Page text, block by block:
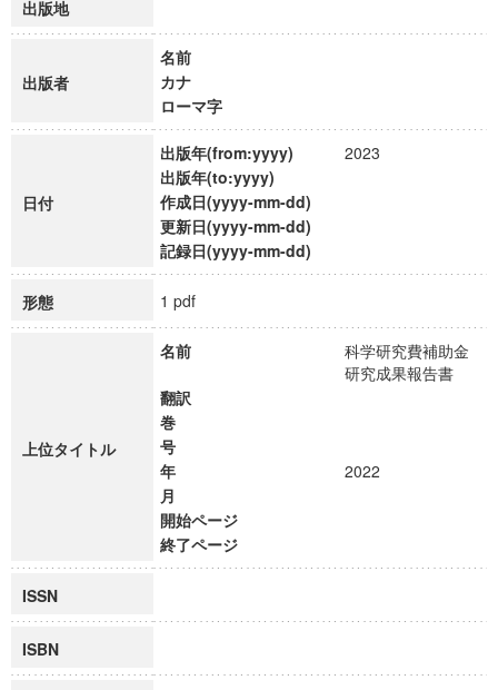
出版地
出版者
名前
カナ
ローマ字
日付
出版年(from:yyyy)
2023
出版年(to:yyyy)
作成日(yyyy-mm-dd)
更新日(yyyy-mm-dd)
記録日(yyyy-mm-dd)
形態 1 pdf
上位タイトル
名前
科学研究費補助金
研究成果報告書
翻訳
巻
号
年
2022
月
開始ページ
終了ページ
ISSN
ISBN